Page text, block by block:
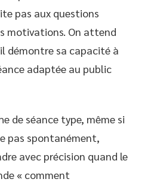
pas aux questions
motivations. On attend
démontre sa capacité à
adaptée au public
de séance type, même si
pas spontanément,
avec précision quand le
« comment